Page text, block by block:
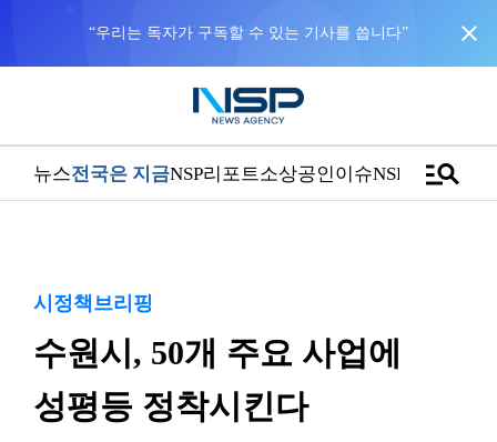
“우리는 독자가 구독할 수 있는 기사를 씁니다” close
뉴스전국은 지금NSP리포트소상공인이슈NSPTVmanage_search
시정책브리핑
수원시, 50개 주요 사업에
성평등 정착시킨다